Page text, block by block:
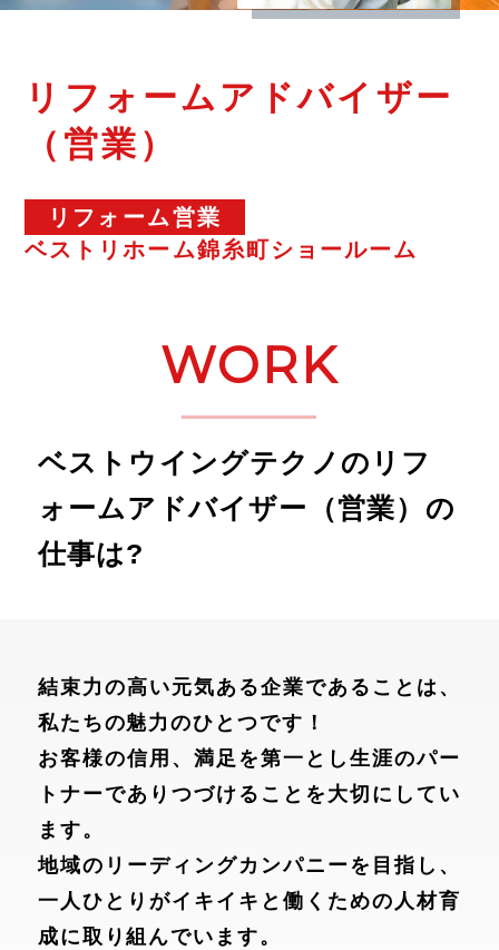
リフォームアドバイザー
（営業）
リフォーム営業
ベストリホーム錦糸町ショールーム
WORK
ベストウイングテクノのリフ
ォームアドバイザー（営業）の
仕事は?
結束力の高い元気ある企業であることは、
私たちの魅力のひとつです！
お客様の信用、満足を第一とし生涯のパー
トナーでありつづけることを大切にしてい
ます。
地域のリーディングカンパニーを目指し、
一人ひとりがイキイキと働くための人材育
成に取り組んでいます。